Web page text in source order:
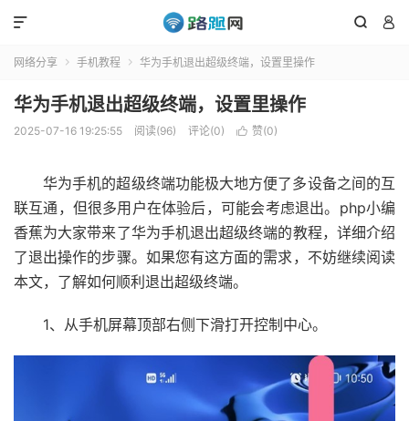
 

网络分享  手机教程  华为手机退出超级终端，设置里操作
华为手机退出超级终端，设置里操作
2025-07-16 19:25:55 阅读(96) 评论(0)  赞(0)
华为手机的超级终端功能极大地方便了多设备之间的互
联互通，但很多用户在体验后，可能会考虑退出。php小编
香蕉为大家带来了华为手机退出超级终端的教程，详细介绍
了退出操作的步骤。如果您有这方面的需求，不妨继续阅读
本文，了解如何顺利退出超级终端。
1、从手机屏幕顶部右侧下滑打开控制中心。